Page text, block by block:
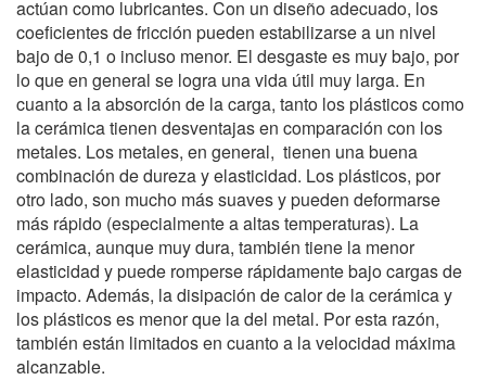
actúan como lubricantes. Con un diseño adecuado, los
coeficientes de fricción pueden estabilizarse a un nivel
bajo de 0,1 o incluso menor. El desgaste es muy bajo, por
lo que en general se logra una vida útil muy larga. En
cuanto a la absorción de la carga, tanto los plásticos como
la cerámica tienen desventajas en comparación con los
metales. Los metales, en general, tienen una buena
combinación de dureza y elasticidad. Los plásticos, por
otro lado, son mucho más suaves y pueden deformarse
más rápido (especialmente a altas temperaturas). La
cerámica, aunque muy dura, también tiene la menor
elasticidad y puede romperse rápidamente bajo cargas de
impacto. Además, la disipación de calor de la cerámica y
los plásticos es menor que la del metal. Por esta razón,
también están limitados en cuanto a la velocidad máxima
alcanzable.